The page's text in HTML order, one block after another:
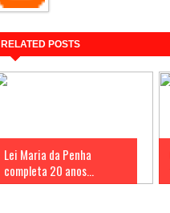
RELATED POSTS
Lei Maria da Penha
completa 20 anos...